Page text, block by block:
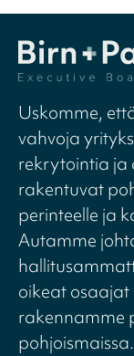
Uskomme,
vahvoja
rekrytointia ja
rakentuvat
perinteelle ja
Autamme
oikeat osaajat
rakennamme
pohjoismaissa.